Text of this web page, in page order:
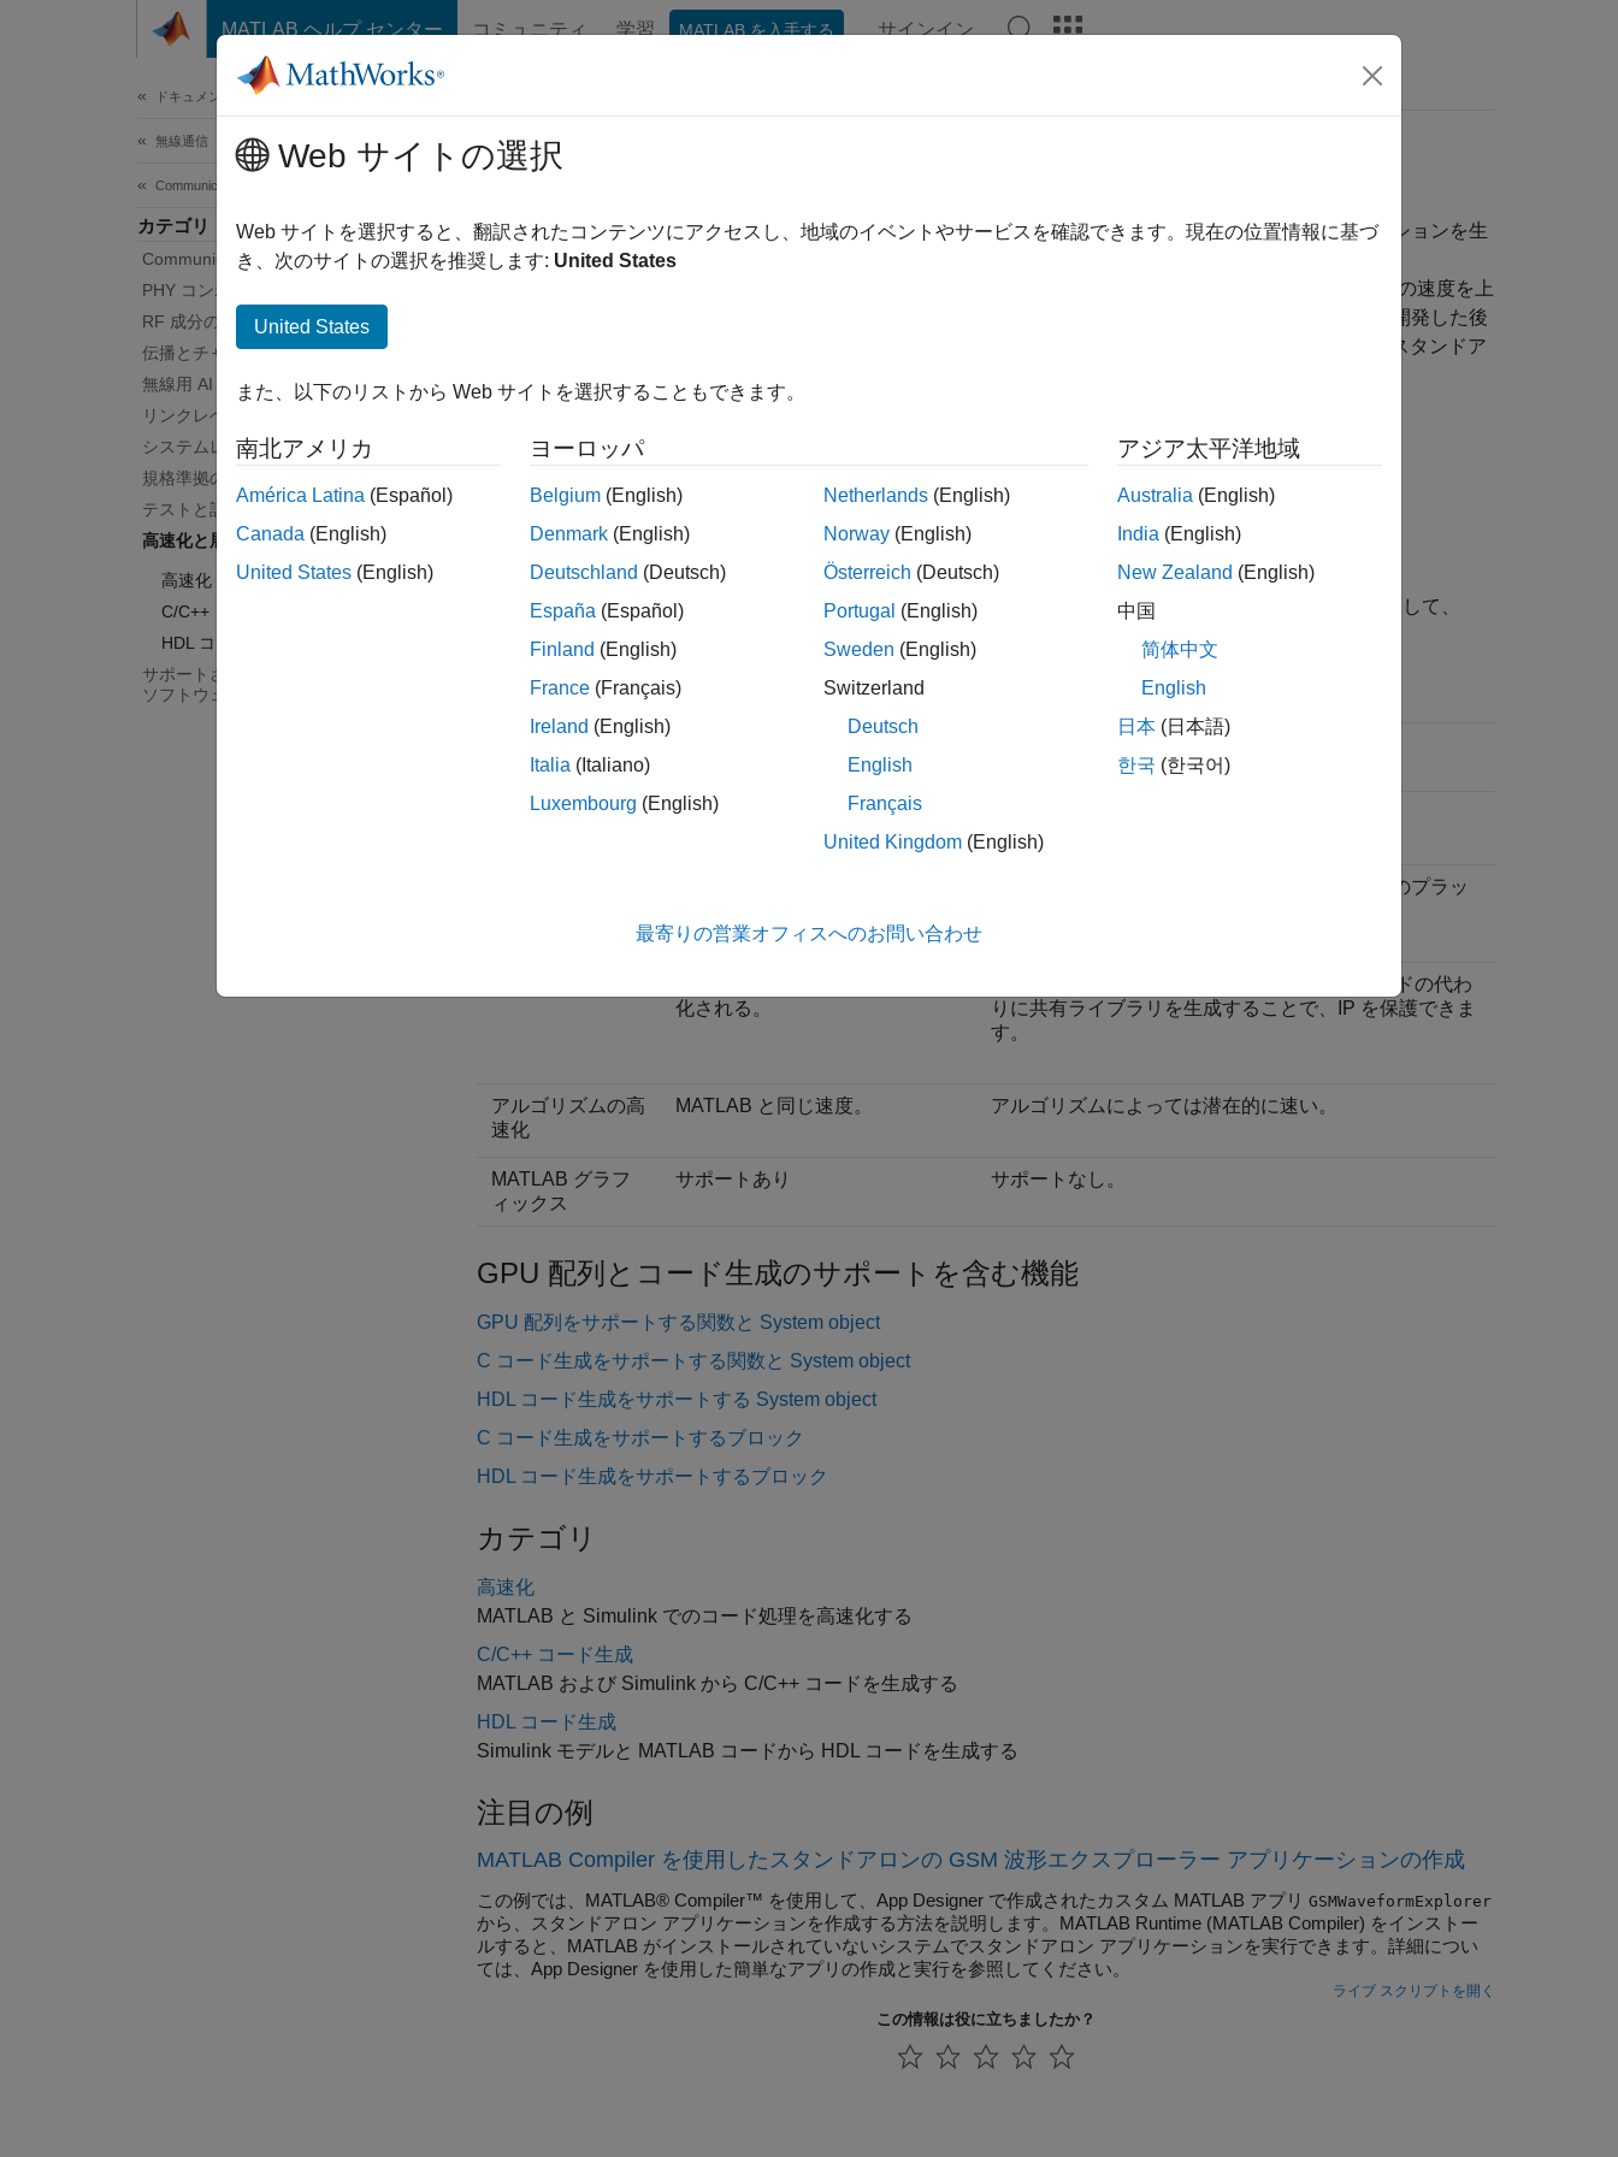
コンテンツへスキップ
MATLAB ヘルプ センター コミュニティ 学習 MATLAB を入手する サインイン
ドキュメンテーションのホーム
無線通信
Communications Toolbox
カテゴリ
Communications Toolbox 入門
PHY コンポーネント
RF 成分のモデル化
伝播とチャネル モデル
無線用 AI
リンクレベルのシミュレーション
システムレベルのシミュレーション
規格準拠のシステム
テストと計測
高速化と展開
高速化
C/C++ コード生成
HDL コード生成
サポートされているハードウェア –
ソフトウェア無線機
高速化と展開
コードを高速化し、デスクトップ コンピューターや組み込みターゲット向けのスタンドアロン アプリケーションを生
成するのに役立つワークフロー
Communications Toolbox™ には、グラフィックス処理装置 (GPU) で実行してプロトタイピング時にコードの速度を上
の機能を使用してアプリケーションを開発した後
コードから移植可能な C/C++ ソース コード、スタンドアロンの実行可能ファイル、またはスタンドア
を実行する。
MATLABや Simulink 環境で作業を続けながら処理を高速化する。
アルゴリズムをレガシ コードに組み込む。
次の表では、MATLAB Compiler™ MATLAB Coder™機能の展開の特性を比較しています。この表を使用して、
展開の特性 MATLAB Compiler機能を使用 機能を使用
ライブラリの依存
MATLAB
C/C++ コードをサポートする任意のプラッ
化される。
コードは暗号化されない。読み取り可能なコードの代わ
りに共有ライブラリを生成することで、IP を保護できま
す。
アルゴリズムの高
速化
MATLAB と同じ速度。 アルゴリズムによっては潜在的に速い。
MATLAB グラフ
ィックス
サポートあり サポートなし。
GPU 配列とコード生成のサポートを含む機能
GPU 配列をサポートする関数と System object
C コード生成をサポートする関数と System object
HDL コード生成をサポートする System object
C コード生成をサポートするブロック
HDL コード生成をサポートするブロック
カテゴリ
高速化
MATLAB と Simulink でのコード処理を高速化する
C/C++ コード生成
MATLAB および Simulink から C/C++ コードを生成する
HDL コード生成
Simulink モデルと MATLAB コードから HDL コードを生成する
注目の例
MATLAB Compiler を使用したスタンドアロンの GSM 波形エクスプローラー アプリケーションの作成
この例では、MATLAB® Compiler™ を使用して、App Designer で作成されたカスタム MATLAB アプリ GSMWaveformExplorer
から、スタンドアロン アプリケーションを作成する方法を説明します。MATLAB Runtime (MATLAB Compiler) をインストー
ルすると、MATLAB がインストールされていないシステムでスタンドアロン アプリケーションを実行できます。詳細につい
ては、App Designer を使用した簡単なアプリの作成と実行を参照してください。
ライブ スクリプトを開く
この情報は役に立ちましたか？
Web サイトの選択
Web サイトを選択すると、翻訳されたコンテンツにアクセスし、地域のイベントやサービスを確認できます。現在の位置情報に基づ
き、次のサイトの選択を推奨します: United States
United States
また、以下のリストから Web サイトを選択することもできます。
南北アメリカ
América Latina (Español)
Canada (English)
United States (English)
ヨーロッパ
Belgium (English)
Denmark (English)
Deutschland (Deutsch)
España (Español)
Finland (English)
France (Français)
Ireland (English)
Italia (Italiano)
Luxembourg (English)
Netherlands (English)
Norway (English)
Österreich (Deutsch)
Portugal (English)
Sweden (English)
Switzerland
Deutsch
English
Français
United Kingdom (English)
アジア太平洋地域
Australia (English)
India (English)
New Zealand (English)
中国
简体中文
English
日本 (日本語)
한국 (한국어)
最寄りの営業オフィスへのお問い合わせ